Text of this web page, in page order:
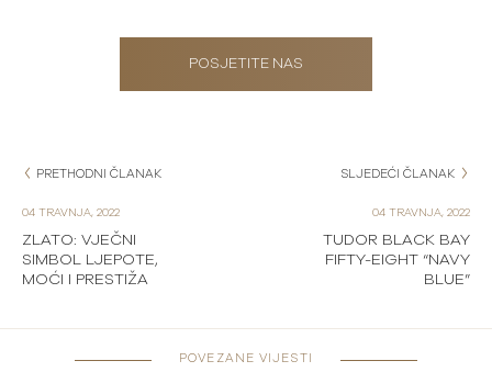
POSJETITE NAS
PRETHODNI ČLANAK
04 TRAVNJA, 2022
ZLATO: VJEČNI
SIMBOL LJEPOTE,
MOĆI I PRESTIŽA
SLJEDEĆI ČLANAK
04 TRAVNJA, 2022
TUDOR BLACK BAY
FIFTY-EIGHT “NAVY
BLUE”
POVEZANE VIJESTI